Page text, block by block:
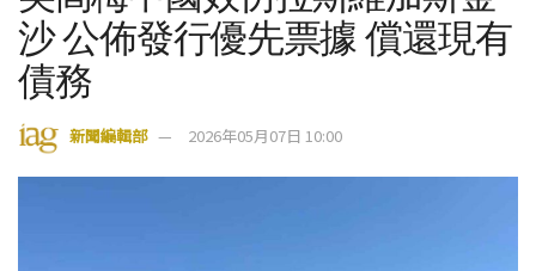
沙 公佈發行優先票據 償還現有
債務
新聞編輯部 2026年05月07日 10:00